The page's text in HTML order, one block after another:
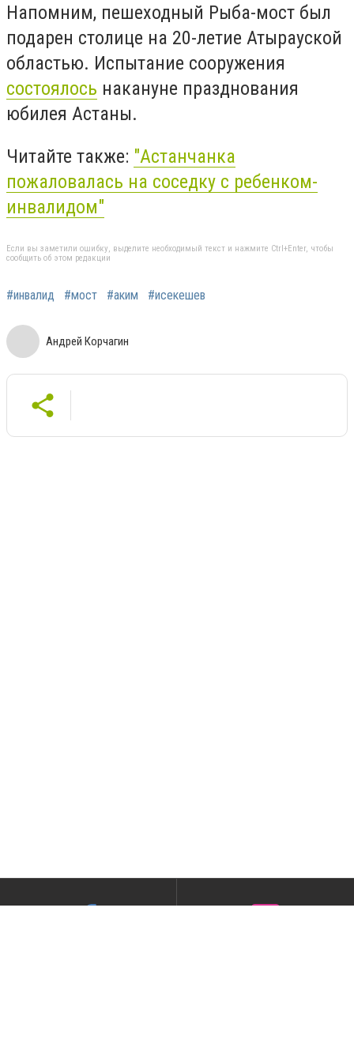
Напомним, пешеходный Рыба-мост был
подарен столице на 20-летие Атырауской
областью. Испытание сооружения
состоялось накануне празднования
юбилея Астаны.
Читайте также: "Астанчанка
пожаловалась на соседку с ребенком-
инвалидом"
Если вы заметили ошибку, выделите необходимый текст и нажмите Ctrl+Enter, чтобы
сообщить об этом редакции
#инвалид #мост #аким #исекешев
Андрей Корчагин